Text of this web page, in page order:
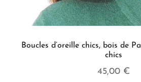
Boucles d’oreille chics, bois de
chics
45,00 €